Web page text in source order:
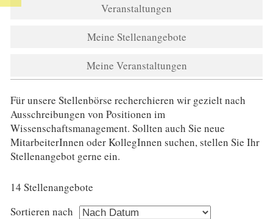
Veranstaltungen
Meine Stellenangebote
Meine Veranstaltungen
Für unsere Stellenbörse recherchieren wir gezielt nach
Ausschreibungen von Positionen im
Wissenschaftsmanagement. Sollten auch Sie neue
MitarbeiterInnen oder KollegInnen suchen, stellen Sie Ihr
Stellenangebot gerne ein.
14 Stellenangebote
Sortieren nach